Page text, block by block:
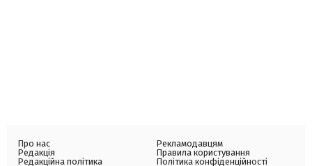
Про нас
Редакція
Редакційна політика
Рекламодавцям
Правила користування
Політика конфіденційності